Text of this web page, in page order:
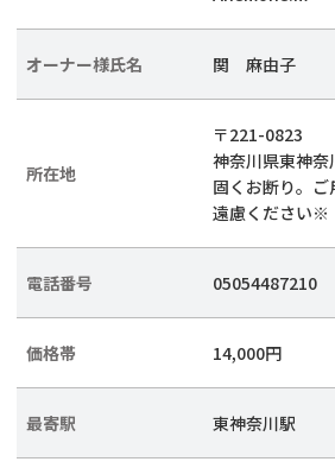
オーナー様氏名 関 麻由子
所在地
〒221-0823
神奈川県東神
固くお断り。
遠慮ください※
電話番号 05054487210
価格帯 14,000円
最寄駅 東神奈川駅